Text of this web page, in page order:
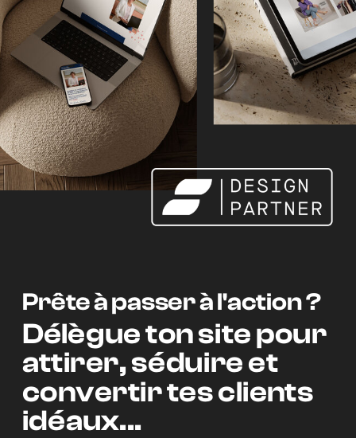
Prête à passer à l'action ?
Délègue ton site pour
attirer, séduire et
convertir tes clients
idéaux...